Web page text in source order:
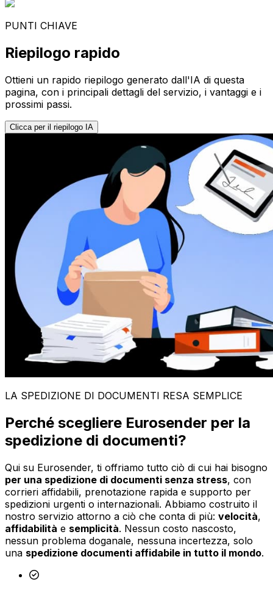
PUNTI CHIAVE
Riepilogo rapido
Ottieni un rapido riepilogo generato dall'IA di questa
pagina, con i principali dettagli del servizio, i vantaggi e i
prossimi passi.
Clicca per il riepilogo IA
LA SPEDIZIONE DI DOCUMENTI RESA SEMPLICE
Perché scegliere Eurosender per la
spedizione di documenti?
Qui su Eurosender, ti offriamo tutto ciò di cui hai bisogno
per una spedizione di documenti senza stress, con
corrieri affidabili, prenotazione rapida e supporto per
spedizioni urgenti o internazionali. Abbiamo costruito il
nostro servizio attorno a ciò che conta di più: velocità,
affidabilità e semplicità. Nessun costo nascosto,
nessun problema doganale, nessuna incertezza, solo
una spedizione documenti affidabile in tutto il mondo.